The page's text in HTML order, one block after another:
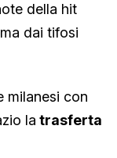
della hit
dai tifosi
milanesi con
la trasferta